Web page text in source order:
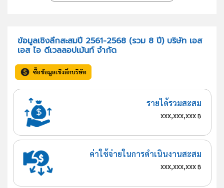
ข้อมูลเชิงลึกสะสมปี 2561-2568 (รวม 8 ปี) บริษัท เอส
เอส ไอ ดีเวลลอปเม้นท์ จำกัด
ซื้อข้อมูลเชิงลึกบริษัท
รายได้รวมสะสม
xxx,xxx,xxx฿
ค่าใช้จ่ายในการดำเนินงานสะสม
xxx,xxx,xxx฿